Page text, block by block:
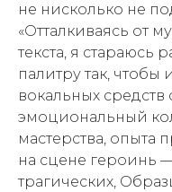
не нисколько не
«Отталкиваясь от
текста, я стараюсь
палитру так,
вокальных
эмоциональный
мастерства, опыта
на сцене героинь
трагических,